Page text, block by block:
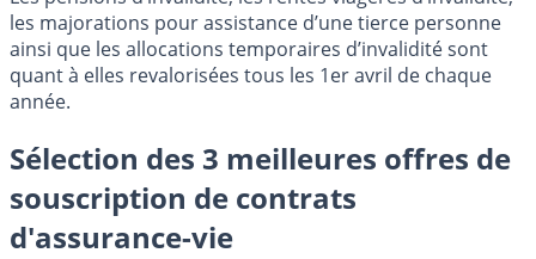
les majorations pour assistance d’une tierce personne
ainsi que les allocations temporaires d’invalidité sont
quant à elles revalorisées tous les 1er avril de chaque
année.
Sélection des 3 meilleures offres de
souscription de contrats
d'assurance-vie